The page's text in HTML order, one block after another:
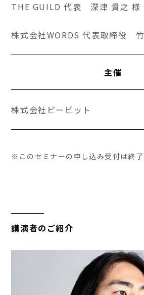
THE GUILD 代表 深津 貴之 様
株式会社WORDS 代表取締役
主催
株式会社ビービット
※このセミナーの申し込み受付は終
講演者のご紹介